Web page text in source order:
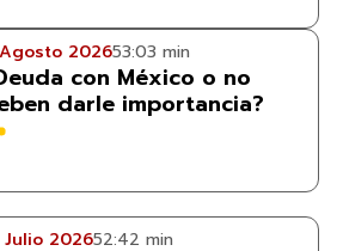
202653:03 min
con México o no
darle importancia?
Julio 202652:42 min